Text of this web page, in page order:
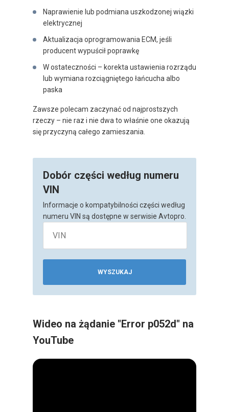
Naprawienie lub podmiana uszkodzonej wiązki
elektrycznej
Aktualizacja oprogramowania ECM, jeśli
producent wypuścił poprawkę
W ostateczności – korekta ustawienia rozrządu
lub wymiana rozciągniętego łańcucha albo
paska
Zawsze polecam zaczynać od najprostszych
rzeczy – nie raz i nie dwa to właśnie one okazują
się przyczyną całego zamieszania.
Dobór części według numeru
VIN
Informacje o kompatybilności części według
numeru VIN są dostępne w serwisie Avtopro.
WYSZUKAJ
Wideo na żądanie "Error p052d" na
YouTube